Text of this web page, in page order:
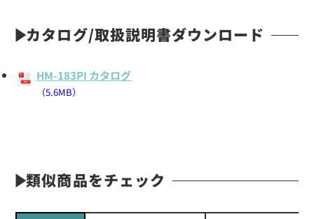
カタログ/取扱説明書ダウンロード
HM-183PI カタログ
（5.6MB）
類似商品をチェック